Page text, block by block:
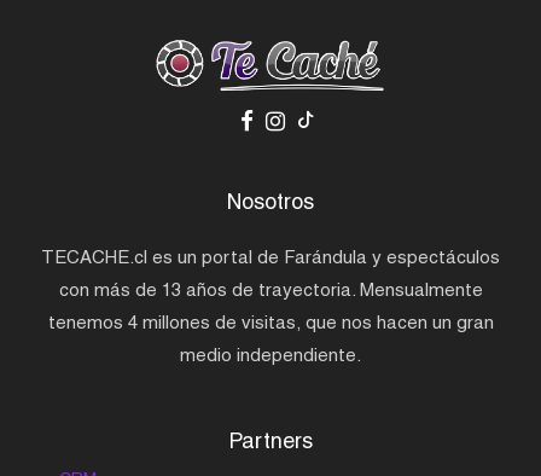
Nosotros
TECACHE.cl es un portal de Farándula y espectáculos
con más de 13 años de trayectoria. Mensualmente
tenemos 4 millones de visitas, que nos hacen un gran
medio independiente.
Partners